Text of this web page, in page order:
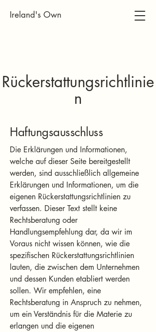
Ireland's Own
Rückerstattungsrichtlinie
n
Haftungsausschluss
Die Erklärungen und Informationen,
welche auf dieser Seite bereitgestellt
werden, sind ausschließlich allgemeine
Erklärungen und Informationen, um die
eigenen Rückerstattungsrichtlinien zu
verfassen. Dieser Text stellt keine
Rechtsberatung oder
Handlungsempfehlung dar, da wir im
Voraus nicht wissen können, wie die
spezifischen Rückerstattungsrichtlinien
lauten, die zwischen dem Unternehmen
und dessen Kunden etabliert werden
sollen. Wir empfehlen, eine
Rechtsberatung in Anspruch zu nehmen,
um ein Verständnis für die Materie zu
erlangen und die eigenen